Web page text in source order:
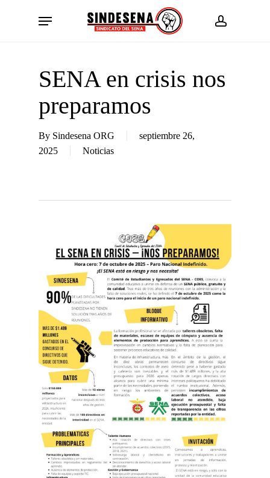
account
Menu
SENA en crisis nos
preparamos
By Sindesena ORG
septiembre 26,
2025
Noticias